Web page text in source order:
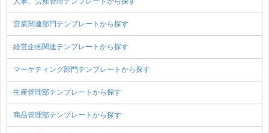
営業関連部門テンプレートから探す
経営企画関連テンプレートから探す
マーケティング部門テンプレートから探す
生産管理部テンプレートから探す
商品管理部テンプレートから探す